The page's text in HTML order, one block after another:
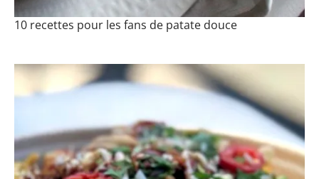
10 recettes pour les fans de patate douce